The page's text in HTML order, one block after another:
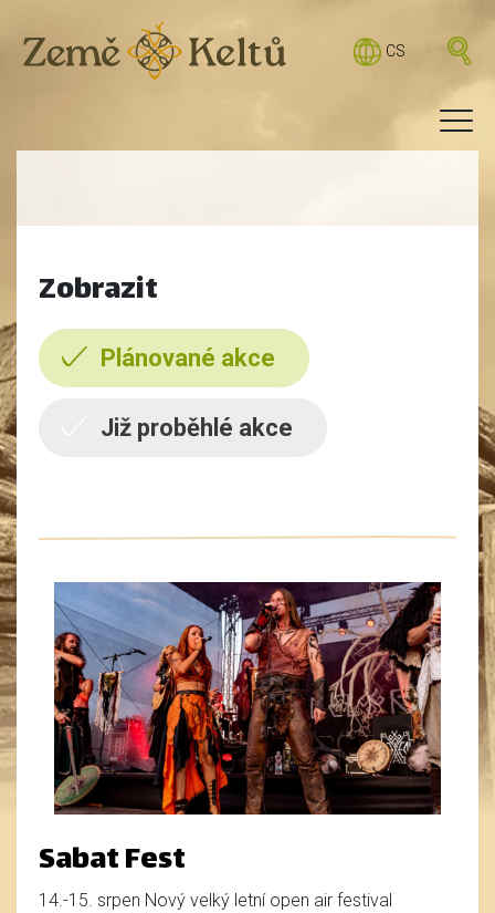
CS
Zobrazit
Plánované akce
Již proběhlé akce
Sabat Fest
14.-15. srpen Nový velký letní open air festival